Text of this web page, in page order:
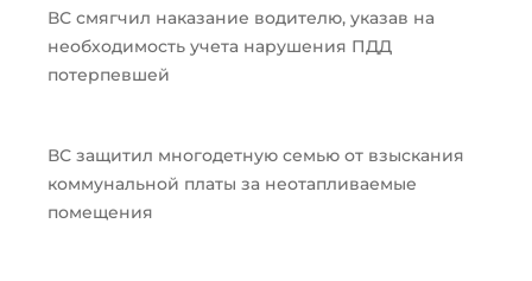
ВС смягчил наказание водителю, указав на
необходимость учета нарушения ПДД
потерпевшей
ВС защитил многодетную семью от взыскания
коммунальной платы за неотапливаемые
помещения